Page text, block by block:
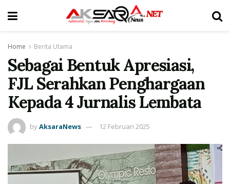
Home Berita Utama
Sebagai Bentuk Apresiasi,
FJL Serahkan Penghargaan
Kepada 4 Jurnalis Lembata
byAksaraNews 12 Februari 2025